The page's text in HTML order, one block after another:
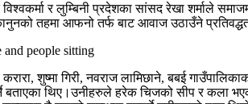
विश्वकर्मा र लुम्बिनी प्रदेशका सांसद रेखा शर्माले
तहमा आफनो तर्फ बाट आवाज उठाउँने
शुष्मा गिरी, नवराज लामिछाने, बबई
बताएका थिए।उनीहरुले हरेक चिजको सीप र कला